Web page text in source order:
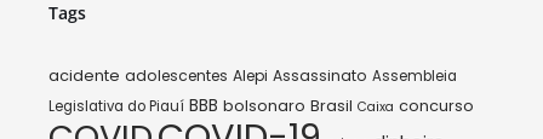
Tags
acidente adolescentes Alepi Assassinato Assembleia
Legislativa do Piauí BBB bolsonaro Brasil Caixa concurso